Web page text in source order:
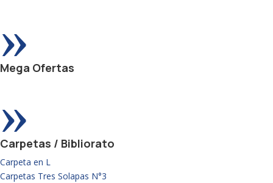
»
Mega Ofertas
»
Carpetas / Bibliorato
Carpeta en L
Carpetas Tres Solapas N°3